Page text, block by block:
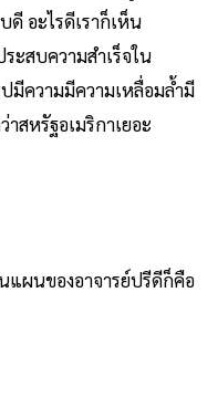
อะไรดีเราก็เห็น
ะสบความสำเร็จใน
มีความมีความเหลื่อมล้ำมี
สหรัฐอเมริกาเยอะ
แผนของอาจารย์ปรีดีก็คือ